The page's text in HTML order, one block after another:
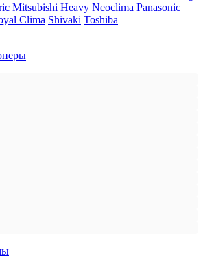
Mitsubishi Heavy Neoclima Panasonic
Clima Shivaki Toshiba